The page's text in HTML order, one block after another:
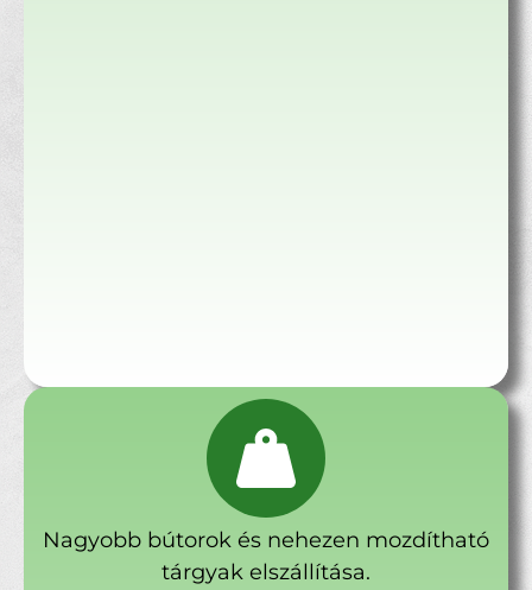
Nagyobb bútorok és nehezen mozdítható
tárgyak elszállítása.